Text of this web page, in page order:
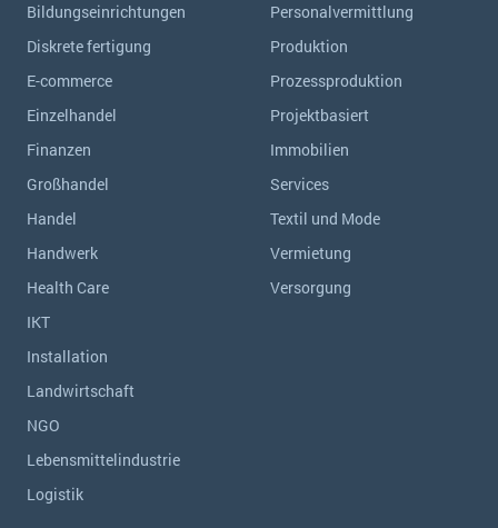
Bildungseinrichtungen
Diskrete fertigung
E-commerce
Einzelhandel
Finanzen
Großhandel
Handel
Handwerk
Health Care
IKT
Installation
Landwirtschaft
NGO
Lebensmittelindustrie
Logistik
Personalvermittlung
Produktion
Prozessproduktion
Projektbasiert
Immobilien
Services
Textil und Mode
Vermietung
Versorgung